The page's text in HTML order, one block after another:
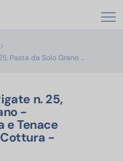
Pasta da Solo Grano …
n. 25,
-
e Tenace
Cottura -